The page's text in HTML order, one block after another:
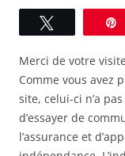
Merci de votre
Comme vous avez
site, celui-ci n’a
d’essayer de
l’assurance et